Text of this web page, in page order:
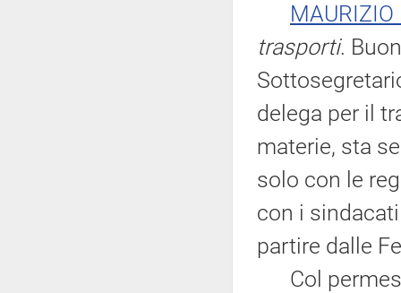
MAURIZIO
trasporti.
delega per il
materie, sta
solo con le
con i
partire dalle
Col